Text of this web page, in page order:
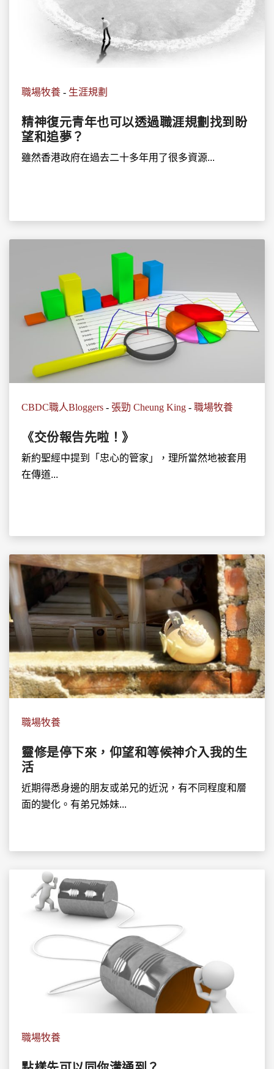
職場牧養 - 生涯規劃
精神復元青年也可以透過職涯規劃找到盼
望和追夢？
雖然香港政府在過去二十多年用了很多資源...
CBDC職人Bloggers - 張勁 Cheung King - 職場牧養
《交份報告先啦！》
新約聖經中提到「忠心的管家」，理所當然地被套用
在傳道...
職場牧養
靈修是停下來，仰望和等候神介入我的生
活
近期得悉身邊的朋友或弟兄的近況，有不同程度和層
面的變化。有弟兄姊妹...
職場牧養